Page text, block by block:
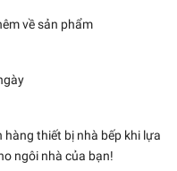
về sản phẩm
hàng thiết bị nhà bếp khi lựa
ngôi nhà của bạn!